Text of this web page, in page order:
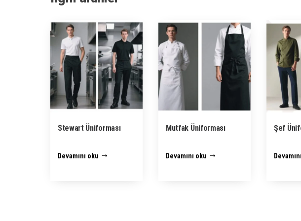
Stewart Üniforması
Devamını oku
Mutfak Üniforması
Devamını oku
Şef